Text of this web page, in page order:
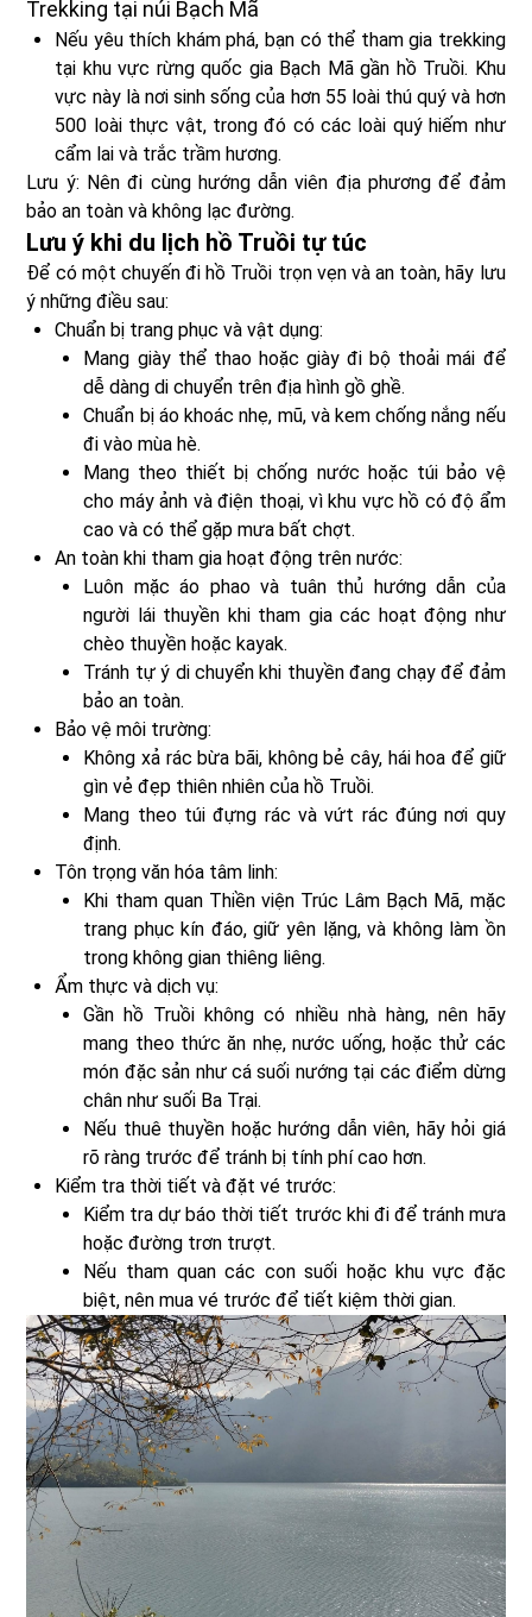
Trekking tại núi Bạch Mã
Nếu yêu thích khám phá, bạn có thể tham gia trekking
tại khu vực rừng quốc gia Bạch Mã gần hồ Truồi. Khu
vực này là nơi sinh sống của hơn 55 loài thú quý và hơn
500 loài thực vật, trong đó có các loài quý hiếm như
cẩm lai và trắc trầm hương.
Lưu ý: Nên đi cùng hướng dẫn viên địa phương để đảm
bảo an toàn và không lạc đường.
Lưu ý khi du lịch hồ Truồi tự túc
Để có một chuyến đi hồ Truồi trọn vẹn và an toàn, hãy lưu
ý những điều sau:
Chuẩn bị trang phục và vật dụng:
Mang giày thể thao hoặc giày đi bộ thoải mái để
dễ dàng di chuyển trên địa hình gồ ghề.
Chuẩn bị áo khoác nhẹ, mũ, và kem chống nắng nếu
đi vào mùa hè.
Mang theo thiết bị chống nước hoặc túi bảo vệ
cho máy ảnh và điện thoại, vì khu vực hồ có độ ẩm
cao và có thể gặp mưa bất chợt.
An toàn khi tham gia hoạt động trên nước:
Luôn mặc áo phao và tuân thủ hướng dẫn của
người lái thuyền khi tham gia các hoạt động như
chèo thuyền hoặc kayak.
Tránh tự ý di chuyển khi thuyền đang chạy để đảm
bảo an toàn.
Bảo vệ môi trường:
Không xả rác bừa bãi, không bẻ cây, hái hoa để giữ
gìn vẻ đẹp thiên nhiên của hồ Truồi.
Mang theo túi đựng rác và vứt rác đúng nơi quy
định.
Tôn trọng văn hóa tâm linh:
Khi tham quan Thiền viện Trúc Lâm Bạch Mã, mặc
trang phục kín đáo, giữ yên lặng, và không làm ồn
trong không gian thiêng liêng.
Ẩm thực và dịch vụ:
Gần hồ Truồi không có nhiều nhà hàng, nên hãy
mang theo thức ăn nhẹ, nước uống, hoặc thử các
món đặc sản như cá suối nướng tại các điểm dừng
chân như suối Ba Trại.
Nếu thuê thuyền hoặc hướng dẫn viên, hãy hỏi giá
rõ ràng trước để tránh bị tính phí cao hơn.
Kiểm tra thời tiết và đặt vé trước:
Kiểm tra dự báo thời tiết trước khi đi để tránh mưa
hoặc đường trơn trượt.
Nếu tham quan các con suối hoặc khu vực đặc
biệt, nên mua vé trước để tiết kiệm thời gian.